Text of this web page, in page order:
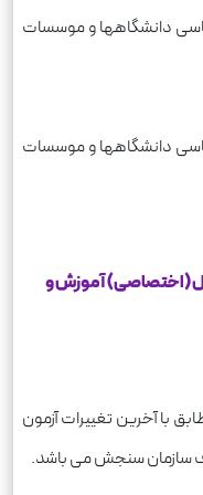
دانشگاهها و موسسات
دانشگاهها و موسسات
(اختصاصی) آموزش و
با آخرین تغییرات آزمون